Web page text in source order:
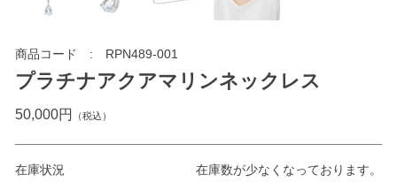
商品コード RPN489-001
プラチナアクアマリンネックレス
50,000円 （税込）
在庫状況 在庫数が少なくなっております。